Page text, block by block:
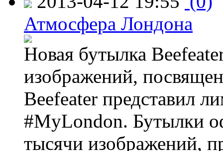
Атмосфера Лондона
Новая бутылка
изображений,
Beefeater представил
#MyLondon. Бутылки
тысячи изображений,